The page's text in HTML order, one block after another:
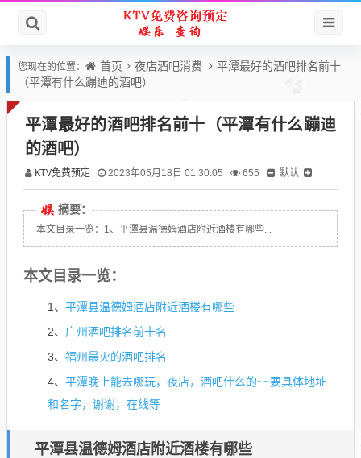
您现在的位置： 首页 夜店酒吧消费
平潭最好的酒吧排名前十
（平潭有什么蹦迪的酒吧）
平潭最好的酒吧排名前十（平潭有什么蹦迪
的酒吧）
KTV免费预定 2023年05月18日 01:30:05 655 默认
摘要：
本文目录一览：1、平潭县温德姆酒店附近酒楼有哪些...
本文目录一览：
1、 平潭县温德姆酒店附近酒楼有哪些
2、 广州酒吧排名前十名
3、 福州最火的酒吧排名
4、 平潭晚上能去哪玩，夜店，酒吧什么的~~要具体地址
和名字，谢谢，在线等
平潭县温德姆酒店附近酒楼有哪些